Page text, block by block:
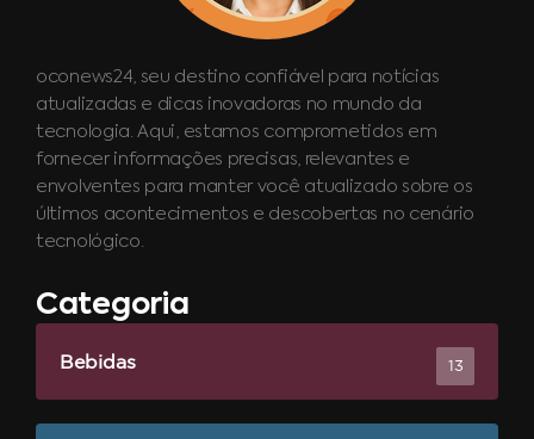
oconews24, seu destino confiável para notícias
atualizadas e dicas inovadoras no mundo da
tecnologia. Aqui, estamos comprometidos em
fornecer informações precisas, relevantes e
envolventes para manter você atualizado sobre os
últimos acontecimentos e descobertas no cenário
tecnológico.
Categoria
Bebidas 13